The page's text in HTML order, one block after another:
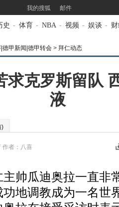
我的搜狐 邮件
史 - 体育 - NBA - 视频 - 娱谈 -
甲新闻|德甲转会 > 拜仁动态
求克罗斯留队
液
)
作者：八喜
主帅瓜迪奥拉一直非
地调教成为一名世